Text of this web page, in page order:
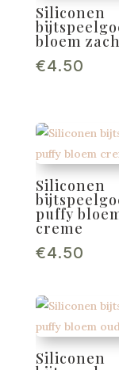
Siliconen
bloem
€4.50
Siliconen
puffy
creme
€4.50
Siliconen